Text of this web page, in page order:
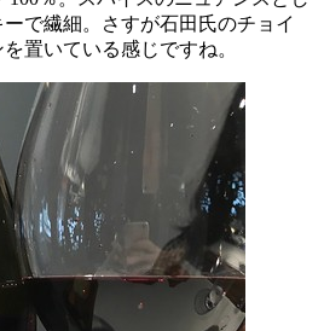
で繊細。さすが石田氏のチョイ
置いている感じですね。